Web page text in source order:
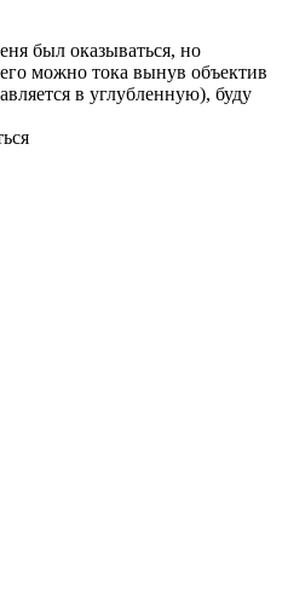
был оказываться, но
можно тока вынув объектив
в углубленную), буду